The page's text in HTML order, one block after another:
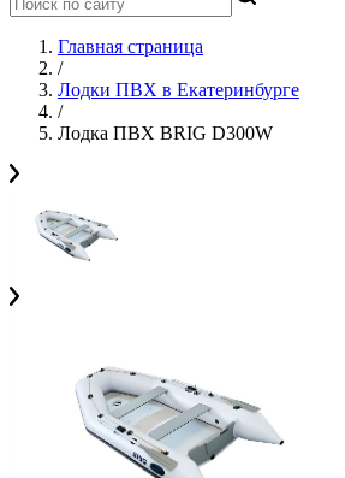
Главная страница
/
Лодки ПВХ в Екатеринбурге
/
Лодка ПВХ BRIG D300W